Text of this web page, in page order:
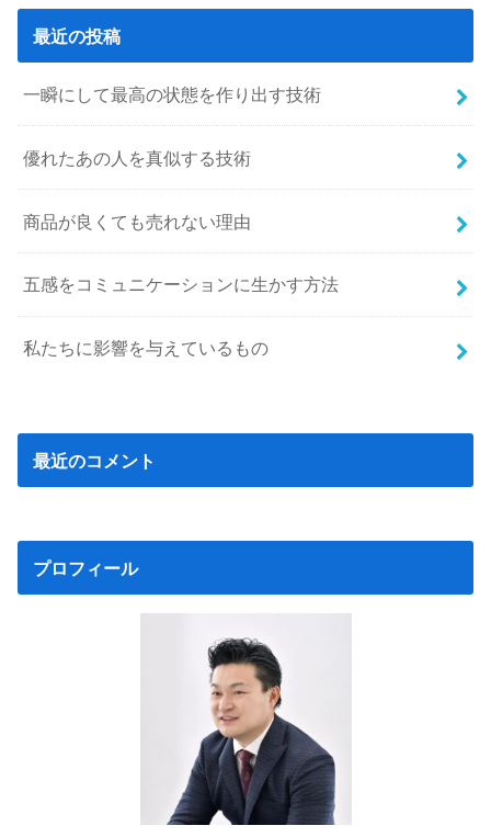
最近の投稿
一瞬にして最高の状態を作り出す技術
優れたあの人を真似する技術
商品が良くても売れない理由
五感をコミュニケーションに生かす方法
私たちに影響を与えているもの
最近のコメント
プロフィール